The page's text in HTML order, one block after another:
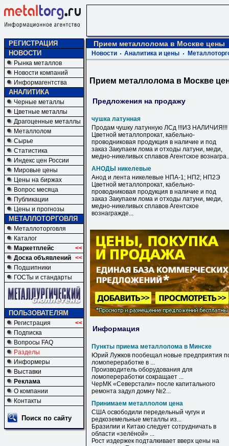
РЕГИСТРАЦИЯ
НОВОСТИ
Рынка металлов
Новости компаний
Информагентства
АНАЛИТИКА
Черные металлы
Цветные металлы
Драгоценные металлы
Металлолом
Сырье
Статистика
Индекс цен России
Мировые цены
Цены на биржах
Вопрос месяца
Публикации
Цены и прогнозы
МЕТАЛЛОТОРГОВЛЯ
Металлоторговля
Каталог
Маркетплейс
<<
Доска объявлений <<
Подшипники
ГОСТы и стандарты
ПОЛЬЗОВАТЕЛЯМ
Регистрация
<<
Подписка
Вопросы FAQ
Разделы
Информеры
Выставки
Реклама
О компании
Контакты
Поиск по сайту
Прием металлолома в Москве цены
Новости Аналитика и цены
Прием металлолома в Москве
Предложения на продажу
чушка латунная
Продам чушку латунную ЛСд !!!ИЗ НАЛИЧИЯ!!!
Цветной металлопрокат, кабельно-
проводниковая продукция в наличие и под
заказ Закупаем лома и отходы латуни, меди,
медно-никеливых сплавов Агентское
АНОДЫ никелевые
Анод и лента никелевые НПА-1; НП2; НП2Э
Цветной металлопрокат, кабельно-
проводниковая продукция в наличие и под
заказ Закупаем лома и отходы латуни, меди,
медно-никеливых сплавов Агентское
вознагражде...
Информация
Пункты приема металлолома в Минске
Юрий Лужков пообещал новые предприятия
ломопереработке в ...
Производитель оборудования для
ломопереработки сокращает ...
ЧерМК «Северстали» после капитального
ремонта задул домну №2...
Принимаем металлолом цена
США освободили передельный чугун и
редкоземельные металлы из...
Бразилии и Китаю следует сотрудничать в
области «зелёной» ...
Рост издержек подталкивает вверх цены на